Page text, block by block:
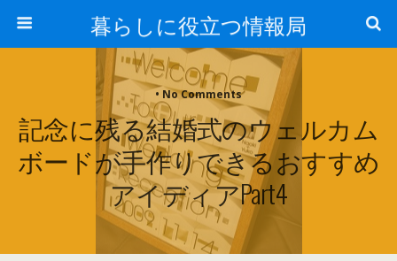
暮らしに役立つ情報局
• No Comments
記念に残る結婚式のウェルカム
ボードが手作りできるおすすめ
アイディアpart4